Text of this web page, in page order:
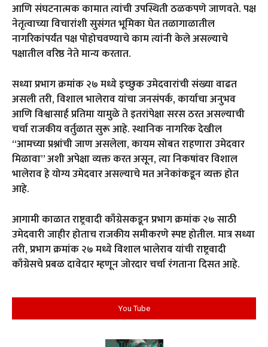
आणि संघटनात्मक कामात त्यांची उपस्थिती ठळकपणे जाणवते. पक्ष
नेतृत्वाच्या विचारांशी सुसंगत भूमिका घेत तळागाळातील
नागरिकांपर्यंत पक्ष पोहोचवण्याचे काम त्यांनी केले असल्याचे
पक्षातील वरिष्ठ नेते मान्य करतात.
सध्या प्रभाग क्रमांक २७ मध्ये इच्छुक उमेदवारांची संख्या वाढत
असली तरी, विशाल भालेराव यांचा जनसंपर्क, कार्याचा अनुभव
आणि विश्वासार्ह प्रतिमा यामुळे ते इतरांपेक्षा सरस ठरत असल्याची
चर्चा राजकीय वर्तुळात सुरू आहे. स्थानिक नागरिक देखील
“आमच्या प्रश्नांची जाण असलेला, कायम सोबत राहणारा उमेदवार
मिळावा” अशी अपेक्षा व्यक्त करत असून, त्या निकषांवर विशाल
भालेराव हे योग्य उमेदवार असल्याचे मत अनेकांकडून व्यक्त होत
आहे.
आगामी काळात राष्ट्रवादी काँग्रेसकडून प्रभाग क्रमांक २७ साठी
उमेदवारी जाहीर होताच राजकीय समीकरणे स्पष्ट होतील. मात्र सध्या
तरी, प्रभाग क्रमांक २७ मध्ये विशाल भालेराव यांची राष्ट्रवादी
काँग्रेसचे प्रबळ दावेदार म्हणून जोरदार चर्चा रंगताना दिसत आहे.
You Tube
YouTube Video